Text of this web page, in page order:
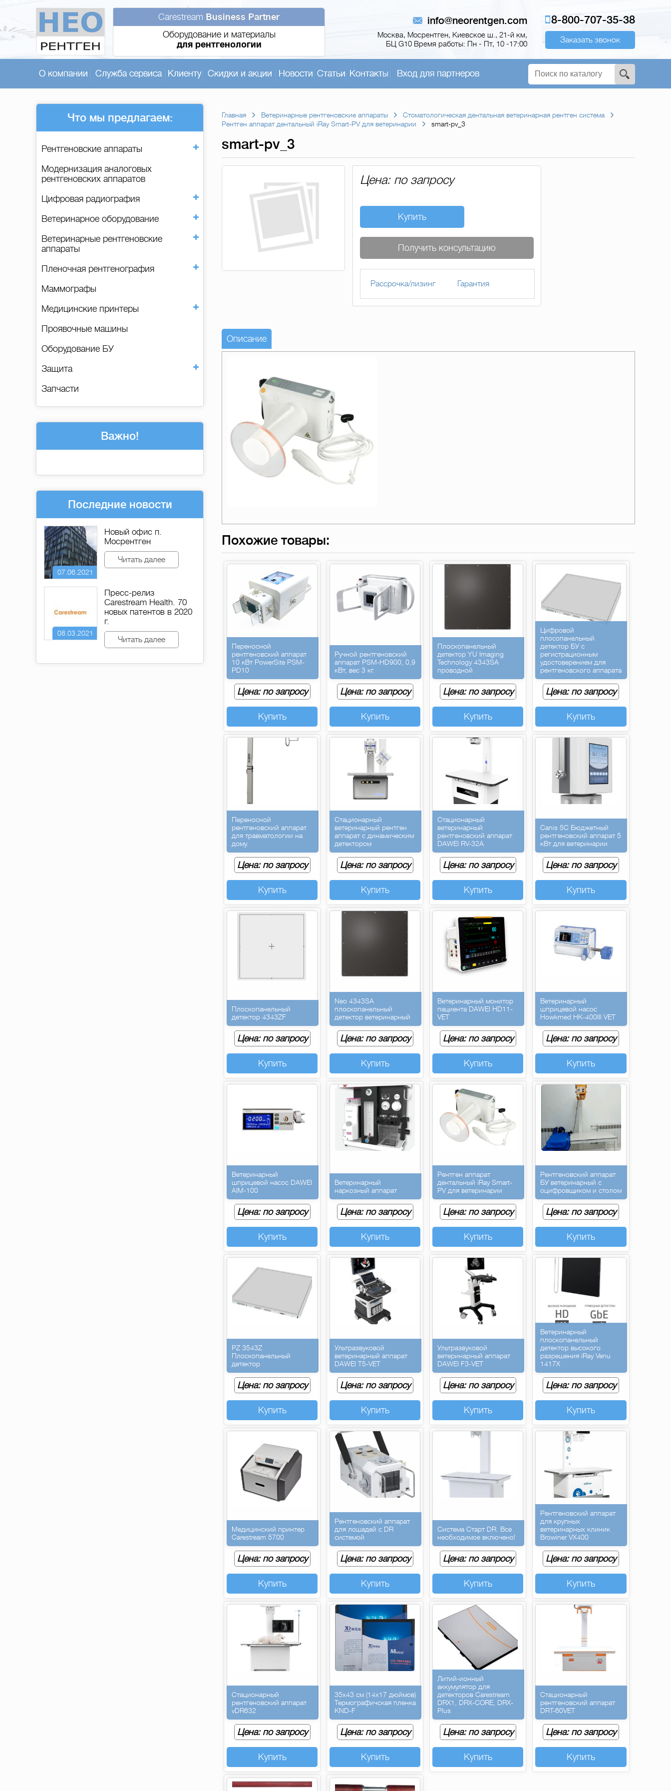
Carestream Business Partner
Оборудование и материалы
для рентгенологии
info@neorentgen.com
Москва, Мосрентген, Киевское ш., 21-й км,
БЦ G10 Время работы: Пн - Пт, 10 -17:00
8-800-707-35-38
Заказать звонок
О компании Служба сервиса Клиенту Скидки и акции Новости Статьи Контакты Вход для партнеров
Что мы предлагаем:
Рентгеновские аппараты
Модернизация аналоговых
рентгеновских аппаратов
Цифровая радиография
Ветеринарное оборудование
Ветеринарные рентгеновские
аппараты
Пленочная рентгенография
Маммографы
Медицинские принтеры
Проявочные машины
Оборудование БУ
Защита
Запчасти
Важно!
Последние новости
07.06.2021
Новый офис п.
Мосрентген
Читать далее
08.03.2021
Пресс-релиз
Carestream Health. 70
новых патентов в 2020
г.
Читать далее
Главная Ветеринарные рентгеновские аппараты
Стоматологическая дентальная ветеринарная рентген система
Рентген аппарат дентальный iRay Smart-PV для ветеринарии
smart-pv_3
smart-pv_3
Цена: по запросу
Купить
Получить консультацию
Рассрочка/лизинг Гарантия
Описание
Похожие товары:
Переносной
рентгеновский аппарат
10 кВт PowerSite PSM-
PD10
Цена: по запросу
Купить
Ручной рентгеновский
аппарат PSM-HD900, 0,9
кВт, вес 3 кг.
Цена: по запросу
Купить
Плоскопанельный
детектор YU Imaging
Technology 4343SA
проводной
Цена: по запросу
Купить
Цифровой
плосопанельный
детектор БУ с
регистрационным
удостоверением для
рентгеновского аппарата
Цена: по запросу
Купить
Переносной
рентгеновский аппарат
для травматологии на
дому.
Цена: по запросу
Купить
Стационарный
ветеринарный рентген
аппарат с динамическим
детектором
Цена: по запросу
Купить
Стационарный
ветеринарный
рентгеновский аппарат
DAWEI RV-32A
Цена: по запросу
Купить
Canis 5C Бюджетный
рентгеновский аппарат 5
кВт для ветеринарии
Цена: по запросу
Купить
Плоскопанельный
детектор 4343ZF
Цена: по запросу
Купить
Neo 4343SA
плоскопанельный
детектор ветеринарный
Цена: по запросу
Купить
Ветеринарный монитор
пациента DAWEI HD11-
VET
Цена: по запросу
Купить
Ветеринарный
шприцевой насос
Howkmed HK-400III VET
Цена: по запросу
Купить
Ветеринарный
шприцевой насос DAWEI
AIM-100
Цена: по запросу
Купить
Ветеринарный
наркозный аппарат
Цена: по запросу
Купить
Рентген аппарат
дентальный iRay Smart-
PV для ветеринарии
Цена: по запросу
Купить
Рентгеновский аппарат
БУ ветеринарный с
оцифровщиком и столом
Цена: по запросу
Купить
PZ 3543Z
Плоскопанельный
детектор
Цена: по запросу
Купить
Ультразвуковой
ветеринарный аппарат
DAWEI T5-VET
Цена: по запросу
Купить
Ультразвуковой
ветеринарный аппарат
DAWEI F3-VET
Цена: по запросу
Купить
Ветеринарный
плоскопанельный
детектор высокого
разрешения iRay Venu
1417X
Цена: по запросу
Купить
Медицинский принтер
Carestream 5700
Цена: по запросу
Купить
Рентгеновский аппарат
для лошадей с DR
системой
Цена: по запросу
Купить
Система Старт DR. Все
необходимое включено!
Цена: по запросу
Купить
Рентгеновский аппарат
для крупных
ветеринарных клиник
Browiner VX400
Цена: по запросу
Купить
Стационарный
рентгеновский аппарат
vDR632
Цена: по запросу
Купить
35х43 см (14х17 дюймов)
Термографичская пленка
KND-F
Цена: по запросу
Купить
Литий-ионный
аккумулятор для
детекторов Carestream
DRX1, DRX-CORE, DRX-
Plus
Цена: по запросу
Купить
Стационарный
рентгеновский аппарат
DRT-60VET
Цена: по запросу
Купить